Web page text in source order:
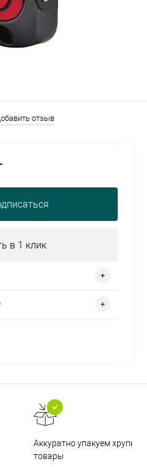
отзыв
в 1 клик
Аккуратно упакуем хрупкие
товары